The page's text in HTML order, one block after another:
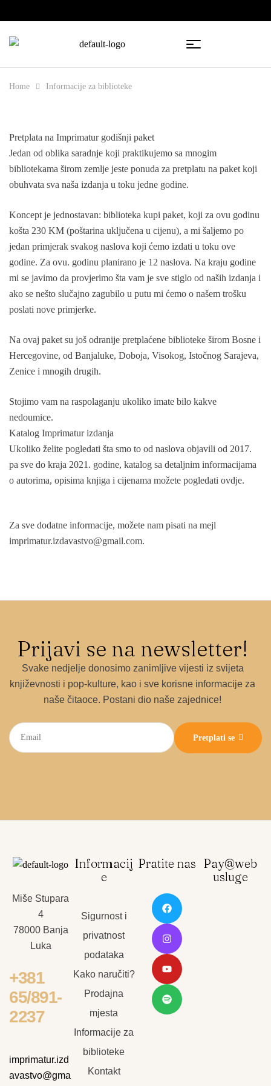
Home Informacije za biblioteke
Pretplata na Imprimatur godišnji paket
Jedan od oblika saradnje koji praktikujemo sa mnogim
bibliotekama širom zemlje jeste ponuda za pretplatu na paket koji
obuhvata sva naša izdanja u toku jedne godine.
Koncept je jednostavan: biblioteka kupi paket, koji za ovu godinu
košta 230 KM (poštarina uključena u cijenu), a mi šaljemo po
jedan primjerak svakog naslova koji ćemo izdati u toku ove
godine. Za ovu. godinu planirano je 12 naslova. Na kraju godine
mi se javimo da provjerimo šta vam je sve stiglo od naših izdanja i
ako se nešto slučajno zagubilo u putu mi ćemo o našem trošku
poslati nove primjerke.
Na ovaj paket su još odranije pretplaćene biblioteke širom Bosne i
Hercegovine, od Banjaluke, Doboja, Visokog, Istočnog Sarajeva,
Zenice i mnogih drugih.
Stojimo vam na raspolaganju ukoliko imate bilo kakve
nedoumice.
Katalog Imprimatur izdanja
Ukoliko želite pogledati šta smo to od naslova objavili od 2017.
pa sve do kraja 2021. godine, katalog sa detaljnim informacijama
o autorima, opisima knjiga i cijenama možete pogledati ovdje.
Za sve dodatne informacije, možete nam pisati na mejl
imprimatur.izdavastvo@gmail.com.
Prijavi se na newsletter!
Svake nedjelje donosimo zanimljive vijesti iz svijeta
književnosti i pop-kulture, kao i sve korisne informacije za
naše čitaoce. Postani dio naše zajednice!
Pretplati se
Miše Stupara
4
78000 Banja
Luka
+381
65/891-
2237
imprimatur.izd
avastvo@gma
Informacij
e
Sigurnost i
privatnost
podataka
Kako naručiti?
Prodajna
mjesta
Informacije za
biblioteke
Kontakt
Pratite nas Pay@web
usluge